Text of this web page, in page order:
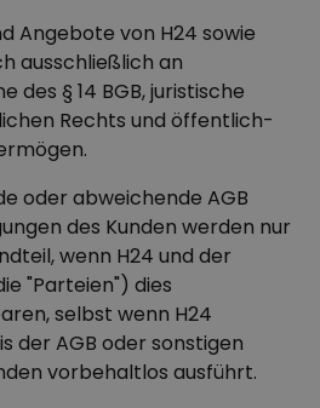
Angebote von H24 sowie
ausschließlich an
des § 14 BGB, juristische
Rechts und öffentlich-
oder abweichende AGB
des Kunden werden nur
wenn H24 und der
"Parteien") dies
selbst wenn H24
der AGB oder sonstigen
vorbehaltlos ausführt.